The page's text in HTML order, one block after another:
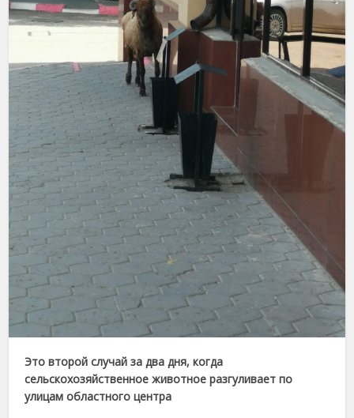
Это второй случай за два дня, когда
сельскохозяйственное животное разгуливает по
улицам областного центра